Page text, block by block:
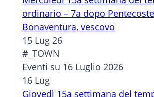
ordinario – 7a dopo
Bonaventura, vescovo
15 Lug 26
#_TOWN
Eventi su 16 Luglio 2026
16 Lug
Giovedì 15a settimana del